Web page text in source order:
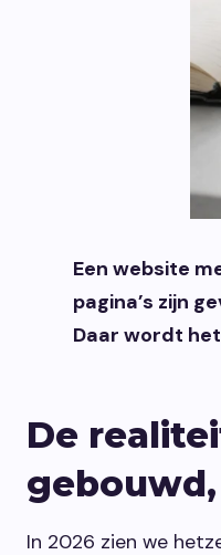
Een website
pagina’s zijn
Daar wordt
De
In 2026 zien we